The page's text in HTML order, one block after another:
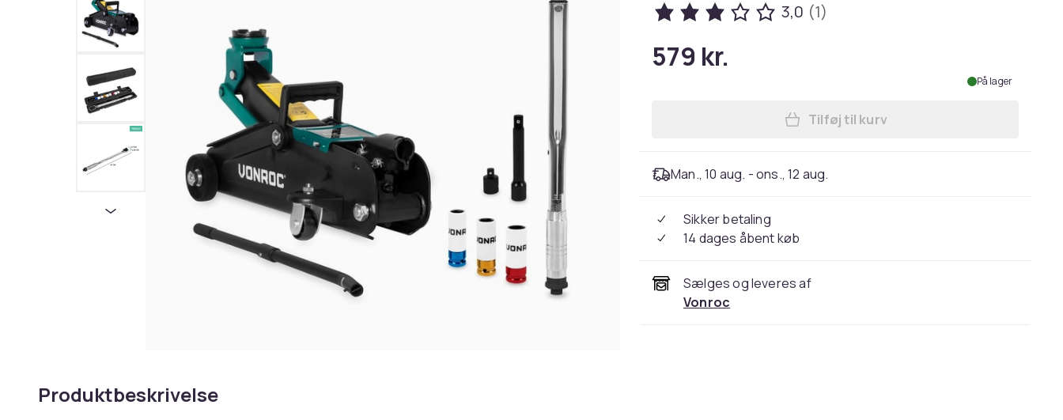
Produktbeskrivelse
3,0 (1)
579 kr.
På lager
Tilføj til kurv
Man., 10 aug. - ons., 12 aug.
Sikker betaling
14 dages åbent køb
Sælges og leveres af
Vonroc